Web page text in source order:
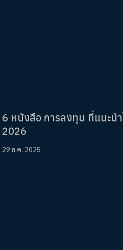
6 หนังสือ การลงทุน ที่แนะน
2026
29 ธ.ค. 2025